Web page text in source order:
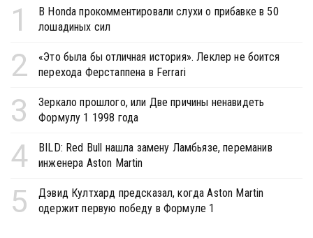
1
В Honda прокомментировали слухи о прибавке в 50
лошадиных сил
2
«Это была бы отличная история». Леклер не боится
перехода Ферстаппена в Ferrari
3
Зеркало прошлого, или Две причины ненавидеть
Формулу 1 1998 года
4
BILD: Red Bull нашла замену Ламбьязе, переманив
инженера Aston Martin
5
Дэвид Култхард предсказал, когда Aston Martin
одержит первую победу в Формуле 1